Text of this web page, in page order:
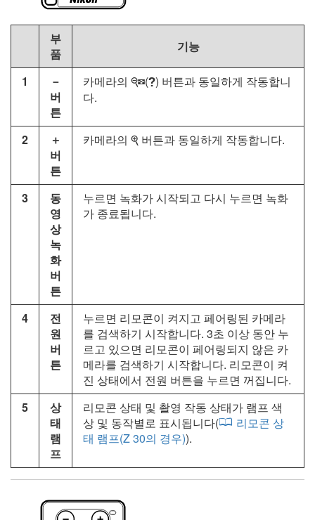
부
품
기능
1
－
버
튼
카메라의 W(Q) 버튼과 동일하게 작동합니
다.
2
＋
버
튼
카메라의 X 버튼과 동일하게 작동합니다.
3
동
영
상
녹
화
버
튼
누르면 녹화가 시작되고 다시 누르면 녹화
가 종료됩니다.
4
전
원
버
튼
누르면 리모콘이 켜지고 페어링된 카메라
를 검색하기 시작합니다. 3초 이상 동안 누
르고 있으면 리모콘이 페어링되지 않은 카
메라를 검색하기 시작합니다. 리모콘이 켜
진 상태에서 전원 버튼을 누르면 꺼집니다.
5
상
태
램
프
리모콘 상태 및 촬영 작동 상태가 램프 색
상 및 동작별로 표시됩니다(
리모콘 상
태 램프(Z 30의 경우)).